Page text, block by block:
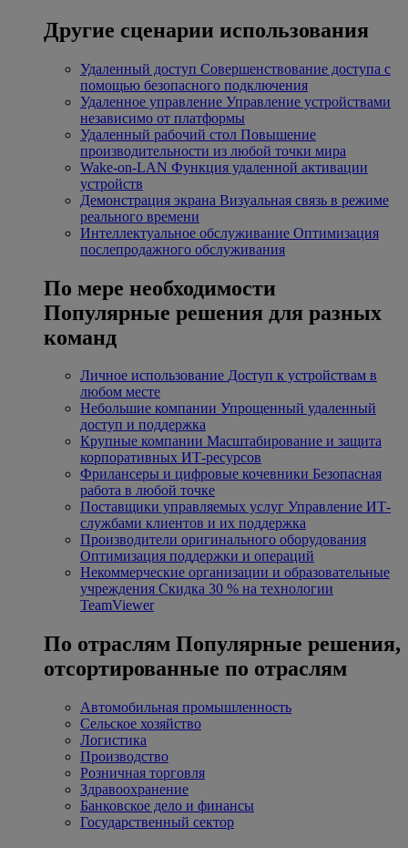
Другие сценарии использования
Удаленный доступ Совершенствование доступа с
помощью безопасного подключения
Удаленное управление Управление устройствами
независимо от платформы
Удаленный рабочий стол Повышение
производительности из любой точки мира
Wake-on-LAN Функция удаленной активации
устройств
Демонстрация экрана Визуальная связь в режиме
реального времени
Интеллектуальное обслуживание Оптимизация
послепродажного обслуживания
По мере необходимости
Популярные решения для разных
команд
Личное использование Доступ к устройствам в
любом месте
Небольшие компании Упрощенный удаленный
доступ и поддержка
Крупные компании Масштабирование и защита
корпоративных ИТ-ресурсов
Фрилансеры и цифровые кочевники Безопасная
работа в любой точке
Поставщики управляемых услуг Управление ИТ-
службами клиентов и их поддержка
Производители оригинального оборудования
Оптимизация поддержки и операций
Некоммерческие организации и образовательные
учреждения Скидка 30 % на технологии
TeamViewer
По отраслям Популярные решения,
отсортированные по отраслям
Автомобильная промышленность
Сельское хозяйство
Логистика
Производство
Розничная торговля
Здравоохранение
Банковское дело и финансы
Государственный сектор